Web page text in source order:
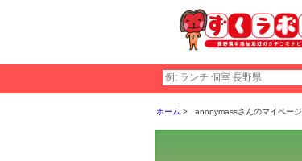
ホーム anonymassさんのマイページ